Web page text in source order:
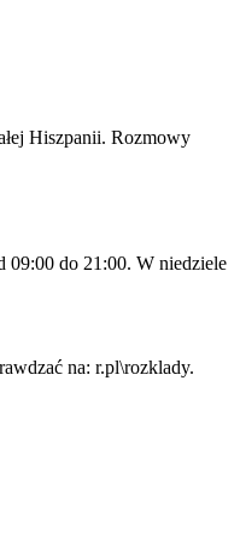
Hiszpanii. Rozmowy
09:00 do 21:00. W niedziele
na: r.pl\rozklady.